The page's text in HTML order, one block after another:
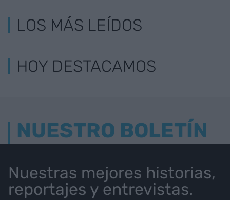
LOS MÁS LEÍDOS
HOY DESTACAMOS
NUESTRO BOLETÍN
Nuestras mejores historias,
reportajes y entrevistas.